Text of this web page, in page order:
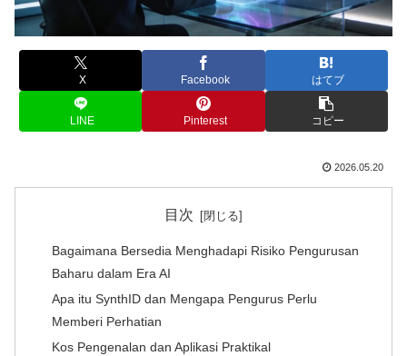
X Facebook はてブ
LINE Pinterest コピー
2026.05.20
目次
Bagaimana Bersedia Menghadapi Risiko Pengurusan
Baharu dalam Era AI
Apa itu SynthID dan Mengapa Pengurus Perlu
Memberi Perhatian
Kos Pengenalan dan Aplikasi Praktikal